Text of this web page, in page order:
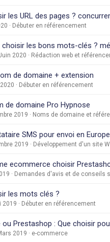
les URL des pages ?
Débuter en référencement
choisir les bons mots-clés ?
2020 Rédaction web et
de domaine + extension
Débuter en référencement
de domaine Pro Hypnose
2019 Noms de domaine et
SMS pour envoi en Europe
2019 Développement d'un site
ecommerce choisir
Demandes d'avis et de conseils
les mots clés ?
2019 Débuter en référencement
Prestashop : Que choisir
2019 e-commerce